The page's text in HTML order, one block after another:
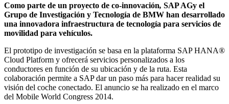
Como parte de un proyecto de co-innovación, SAP AGy el
Grupo de Investigación y Tecnología de BMW han desarrollado
una innovadora infraestructura de tecnología para servicios de
movilidad para vehículos.
El prototipo de investigación se basa en la plataforma SAP HANA®
Cloud Platform y ofrecerá servicios personalizados a los
conductores en función de su ubicación y de la ruta. Esta
colaboración permite a SAP dar un paso más para hacer realidad su
visión del coche conectado. El anuncio se ha realizado en el marco
del Mobile World Congress 2014.